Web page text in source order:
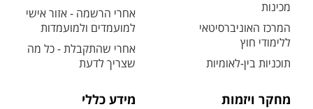
מכינות
המרכז האוניברסיטאי
ללימודי חוץ
תוכניות בין-לאומיות
אחרי הרשמה - אזור אישי
למועמדים ולמועמדות
אחרי שהתקבלת - כל מה
שצריך לדעת
מחקר ויזמות מידע כללי